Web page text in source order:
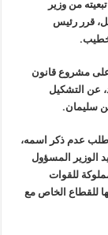
من وزير
قرر رئيس
مشروع قانون
عن التشكيل
سليمان.
عدم ذكر اسمه،
الوزير المسؤول
للقوات
للقطاع الخاص مع